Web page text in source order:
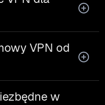
VPN od
w